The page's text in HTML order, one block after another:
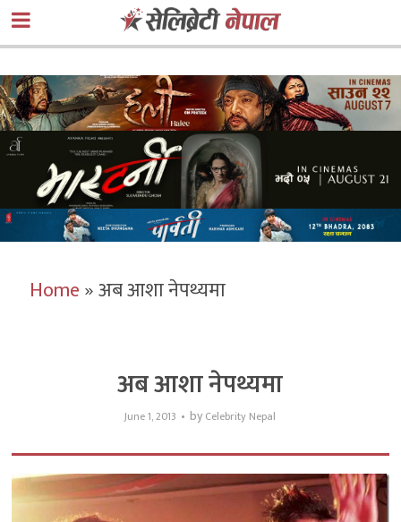
Home»अब आशा नेपथ्यमा
अब आशा नेपथ्यमा
June 1, 2013 by Celebrity Nepal